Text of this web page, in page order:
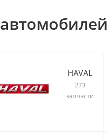
HAVAL
273
запчасти